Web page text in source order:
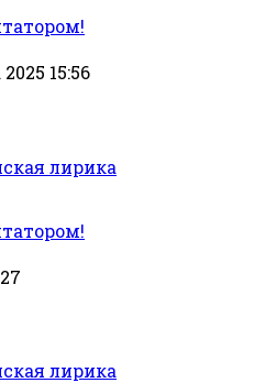
15:56
лирика
лирика